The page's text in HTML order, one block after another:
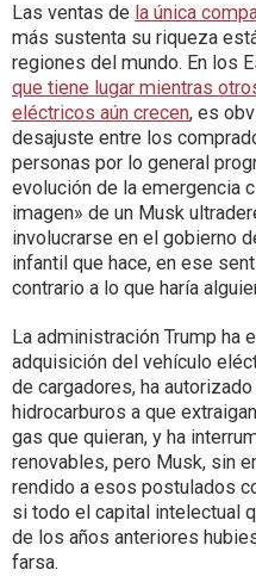
Las ventas de la única
más sustenta su riqueza
regiones del mundo. En los
que tiene lugar mientras
eléctricos aún crecen, es
desajuste entre los
personas por lo general
evolución de la emergencia
imagen» de un Musk
involucrarse en el gobierno
infantil que hace, en ese
contrario a lo que haría
La administración Trump ha
adquisición del vehículo
de cargadores, ha
hidrocarburos a que
gas que quieran, y ha
renovables, pero Musk, sin
rendido a esos postulados
si todo el capital intelectual
de los años anteriores
farsa.